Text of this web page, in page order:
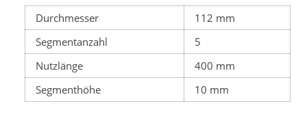
Durchmesser
112 mm
Segmentanzahl
5
Nutzlänge
400 mm
Segmenthöhe
10 mm